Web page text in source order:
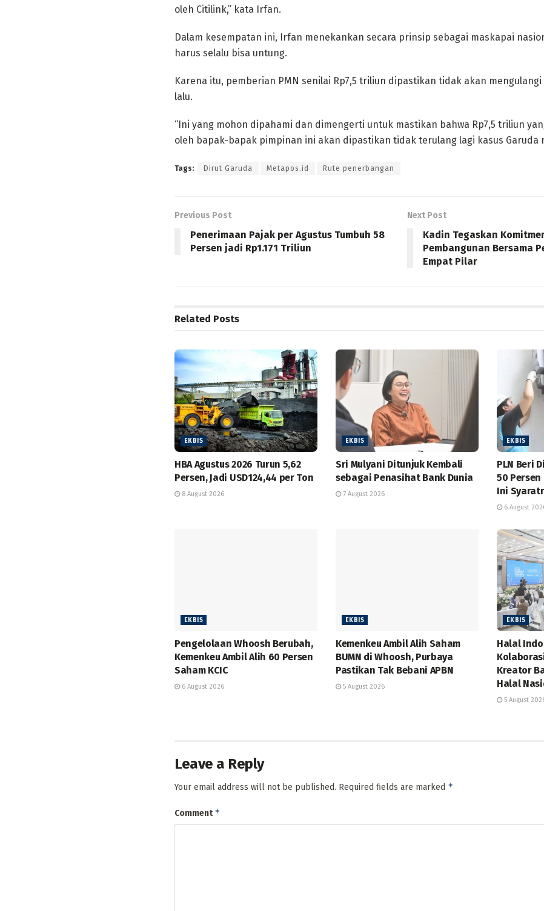
oleh Citilink,” kata Irfan.
Dalam kesempatan ini, Irfan menekankan secara prinsip sebagai maskapai
harus selalu bisa untung.
Karena itu, pemberian PMN senilai Rp7,5 triliun dipastikan tidak akan
lalu.
“Ini yang mohon dipahami dan dimengerti untuk mastikan bahwa Rp7,5 triliun
oleh bapak-bapak pimpinan ini akan dipastikan tidak terulang lagi kasus Garuda
Tags: Dirut Garuda Metapos.id Rute penerbangan
Previous Post
Penerimaan Pajak per Agustus Tumbuh 58
Persen jadi Rp1.171 Triliun
Next Post
Kadin Tegaskan
Pembangunan Bersama
Empat Pilar
Related Posts
EKBIS
HBA Agustus 2026 Turun 5,62
Persen, Jadi USD124,44 per Ton
8 August 2026
EKBIS
Sri Mulyani Ditunjuk Kembali
sebagai Penasihat Bank Dunia
7 August 2026
EKBIS
PLN Beri
50 Persen
Ini
6 August
EKBIS
Pengelolaan Whoosh Berubah,
Kemenkeu Ambil Alih 60 Persen
Saham KCIC
6 August 2026
EKBIS
Kemenkeu Ambil Alih Saham
BUMN di Whoosh, Purbaya
Pastikan Tak Bebani APBN
5 August 2026
EKBIS
Halal
Kreator
Halal
5 August
Leave a Reply
Your email address will not be published. Required fields are marked *
Comment*